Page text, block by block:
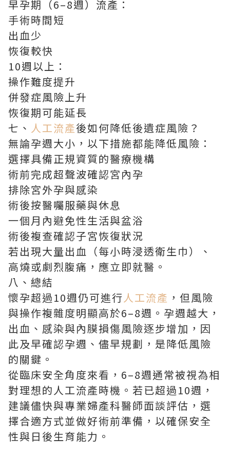
早孕期（6–8週）流產：
手術時間短
出血少
恢復較快
10週以上：
操作難度提升
併發症風險上升
恢復期可能延長
七、 人工流產後如何降低後遺症風險？
無論孕週大小，以下措施都能降低風險：
選擇具備正規資質的醫療機構
術前完成超聲波確認宮內孕
排除宮外孕與感染
術後按醫囑服藥與休息
一個月內避免性生活與盆浴
術後複查確認子宮恢復狀況
若出現大量出血（每小時浸透衛生巾）、
高燒或劇烈腹痛，應立即就醫。
八、總結
懷孕超過10週仍可進行人工流產 ，但風險
與操作複雜度明顯高於6–8週。孕週越大，
出血、感染與內膜損傷風險逐步增加，因
此及早確認孕週、儘早規劃，是降低風險
的關鍵。
從臨床安全角度來看，6–8週通常被視為相
對理想的人工流產時機。若已超過10週，
建議儘快與專業婦產科醫師面談評估，選
擇合適方式並做好術前準備，以確保安全
性與日後生育能力。